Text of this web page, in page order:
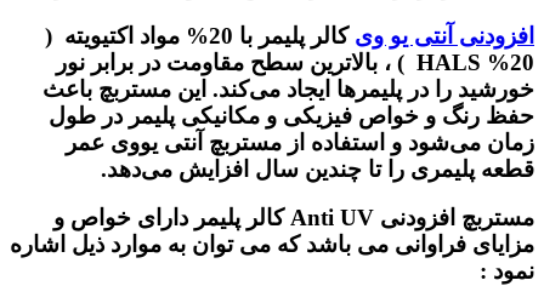
افزودنی آنتی یو وی کالر پلیمر با 20% مواد اکتیویته
(
20% HALS )
، بالاترین سطح مقاومت در برابر نور
خورشید را در پلیمرها ایجاد می‌کند. این مستربچ باعث
حفظ رنگ و خواص فیزیکی و مکانیکی پلیمر در طول
زمان می‌شود و استفاده از مستربچ آنتی یووی عمر
قطعه پلیمری را تا چندین سال افزایش می‌دهد.
مستربچ افزودنی Anti UV کالر پلیمر
دارای خواص و
مزایای فراوانی می باشد که می توان به موارد ذیل اشاره
نمود :